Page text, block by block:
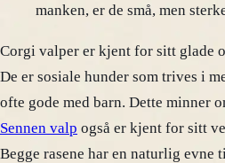
manken, er de små, men
Corgi valper er kjent for sitt glade
De er sosiale hunder som trives i
ofte gode med barn. Dette minner
Sennen valp også er kjent for sitt
Begge rasene har en naturlig evne